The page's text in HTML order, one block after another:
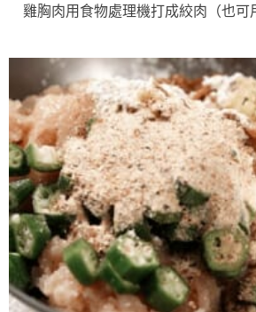
雞胸肉用食物處理機打成絞肉（也可